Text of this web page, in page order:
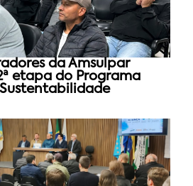
da Amsulpar
etapa do Programa